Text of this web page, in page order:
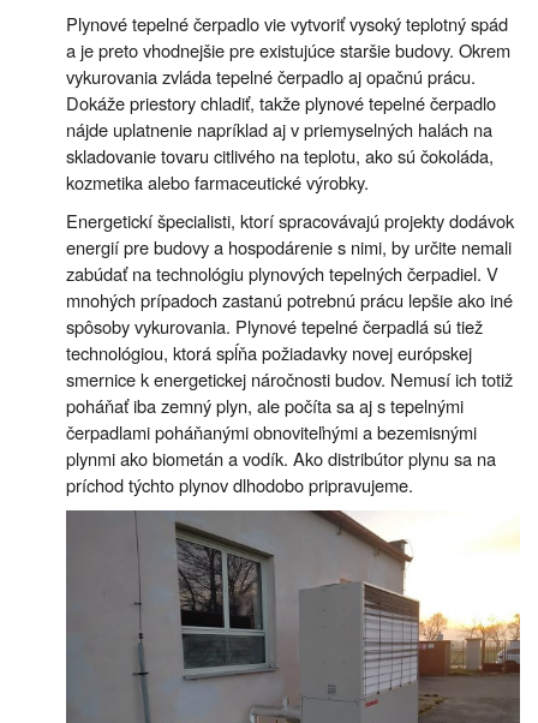
Plynové tepelné čerpadlo vie vytvoriť vysoký teplotný spád
a je preto vhodnejšie pre existujúce staršie budovy. Okrem
vykurovania zvláda tepelné čerpadlo aj opačnú prácu.
Dokáže priestory chladiť, takže plynové tepelné čerpadlo
nájde uplatnenie napríklad aj v priemyselných halách na
skladovanie tovaru citlivého na teplotu, ako sú čokoláda,
kozmetika alebo farmaceutické výrobky.
Energetickí špecialisti, ktorí spracovávajú projekty dodávok
energií pre budovy a hospodárenie s nimi, by určite nemali
zabúdať na technológiu plynových tepelných čerpadiel. V
mnohých prípadoch zastanú potrebnú prácu lepšie ako iné
spôsoby vykurovania. Plynové tepelné čerpadlá sú tiež
technológiou, ktorá spĺňa požiadavky novej európskej
smernice k energetickej náročnosti budov. Nemusí ich totiž
poháňať iba zemný plyn, ale počíta sa aj s tepelnými
čerpadlami poháňanými obnoviteľnými a bezemisnými
plynmi ako biometán a vodík. Ako distribútor plynu sa na
príchod týchto plynov dlhodobo pripravujeme.